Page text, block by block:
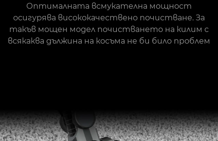
Оптималната всмукателна мощност
осигурява висококачествено почистване. За
такъв мощен модел почистването на килим с
всякаква дължина на косъма не би било проблем